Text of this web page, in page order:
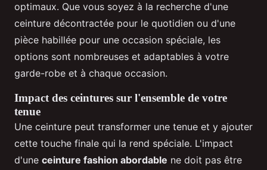
optimaux. Que vous soyez à la recherche d'une
ceinture décontractée pour le quotidien ou d'une
pièce habillée pour une occasion spéciale, les
options sont nombreuses et adaptables à votre
garde-robe et à chaque occasion.
Impact des ceintures sur l'ensemble de votre
tenue
Une ceinture peut transformer une tenue et y ajouter
cette touche finale qui la rend spéciale. L'impact
d'une ceinture fashion abordable ne doit pas être